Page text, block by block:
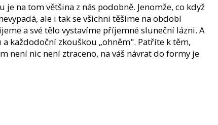
na tom většina z nás podobně. Jenomže, co když
ale i tak se všichni těšíme na období
a své tělo vystavíme příjemné sluneční lázni. A
každodoční zkouškou „ohněm". Patříte k těm,
není nic není ztraceno, na váš návrat do formy je